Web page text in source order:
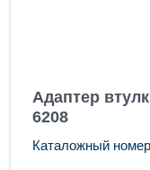
Адаптер
6208
Каталожный